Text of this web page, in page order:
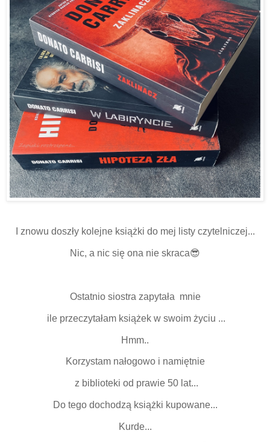
I znowu doszły kolejne książki do mej listy czytelniczej...
Nic, a nic się ona nie skraca😎
Ostatnio siostra zapytała mnie
ile przeczytałam książek w swoim życiu ...
Hmm..
Korzystam nałogowo i namiętnie
z biblioteki od prawie 50 lat...
Do tego dochodzą książki kupowane...
Kurde...